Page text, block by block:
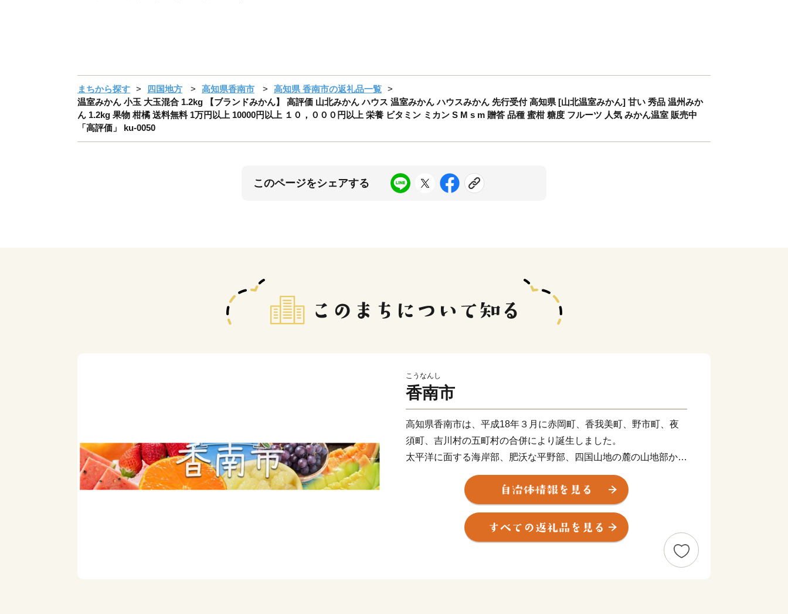
まちから探す 四国地方 高知県香南市
高知県 香南市の返礼品一覧
温室みかん 小玉 大玉混合 1.2kg 【ブランドみかん】 高評価 山北みかん ハウス 温室みかん ハウスみかん 先行受付 高知県 [山北温室みかん] 甘い 秀品 温州みか
ん 1.2kg 果物 柑橘 送料無料 1万円以上 10000円以上 １０，０００円以上 栄養 ビタミン ミカン S M s m 贈答 品種 蜜柑 糖度 フルーツ 人気 みかん温室 販売中
「高評価」 ku-0050
このページをシェアする
こうなんし
香南市
高知県香南市は、平成18年３月に赤岡町、香我美町、野市町、夜
須町、吉川村の五町村の合併により誕生しました。
太平洋に面する海岸部、肥沃な平野部、四国山地の麓の山地部から
なり、市内を物部川、香宗川などが流れ、美しい水と緑に包まれた
元気で豊かなまちです。
香南市へのご寄附、誠にありがとうございます！
これからも元気なまち！香南市の応援をよろしくお願いいたします